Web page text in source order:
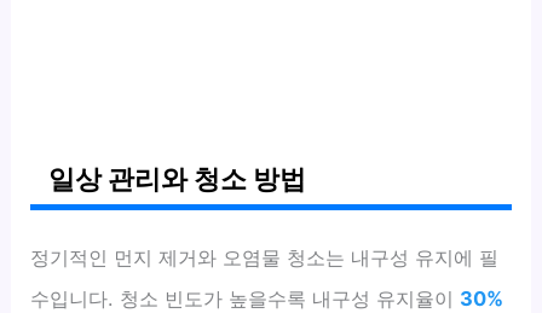
일상 관리와 청소 방법
정기적인 먼지 제거와 오염물 청소는 내구성 유지에 필
수입니다. 청소 빈도가 높을수록 내구성 유지율이 30%